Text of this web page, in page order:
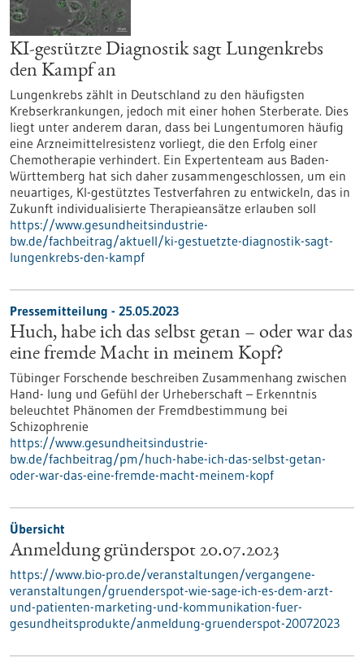
KI-gestützte Diagnostik sagt Lungenkrebs
den Kampf an
Lungenkrebs zählt in Deutschland zu den häufigsten
Krebserkrankungen, jedoch mit einer hohen Sterberate. Dies
liegt unter anderem daran, dass bei Lungentumoren häufig
eine Arzneimittelresistenz vorliegt, die den Erfolg einer
Chemotherapie verhindert. Ein Expertenteam aus Baden-
Württemberg hat sich daher zusammengeschlossen, um ein
neuartiges, KI-gestütztes Testverfahren zu entwickeln, das in
Zukunft individualisierte Therapieansätze erlauben soll
https://www.gesundheitsindustrie-
bw.de/fachbeitrag/aktuell/ki-gestuetzte-diagnostik-sagt-
lungenkrebs-den-kampf
Pressemitteilung - 25.05.2023
Huch, habe ich das selbst getan – oder war das
eine fremde Macht in meinem Kopf?
Tübinger Forschende beschreiben Zusammenhang zwischen
Hand- lung und Gefühl der Urheberschaft – Erkenntnis
beleuchtet Phänomen der Fremdbestimmung bei
Schizophrenie
https://www.gesundheitsindustrie-
bw.de/fachbeitrag/pm/huch-habe-ich-das-selbst-getan-
oder-war-das-eine-fremde-macht-meinem-kopf
Übersicht
Anmeldung gründerspot 20.07.2023
https://www.bio-pro.de/veranstaltungen/vergangene-
veranstaltungen/gruenderspot-wie-sage-ich-es-dem-arzt-
und-patienten-marketing-und-kommunikation-fuer-
gesundheitsprodukte/anmeldung-gruenderspot-20072023